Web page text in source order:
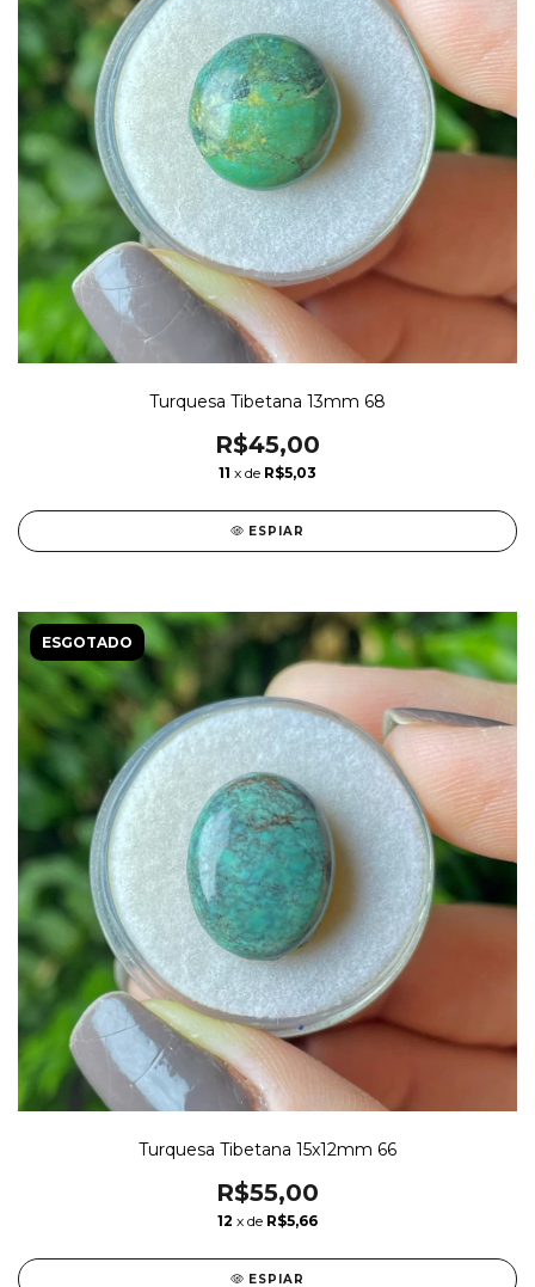
Turquesa Tibetana 13mm 68
R$45,00
11 x de R$5,03
ESPIAR
ESGOTADO
Turquesa Tibetana 15x12mm 66
R$55,00
12 x de R$5,66
ESPIAR